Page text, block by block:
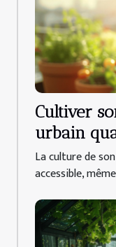
Cultiver
urbain
jardin
pour
La culture de
accessible,